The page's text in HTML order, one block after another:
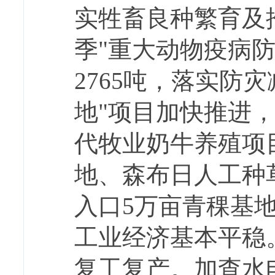
实牲畜良种繁育
季"重大动物疫病
2765吨，落实防
地"项目加快推进
代牧业奶牛养殖
地、森布日人工
入口5万亩青稞基
工业经济基本平
复工复产。加查